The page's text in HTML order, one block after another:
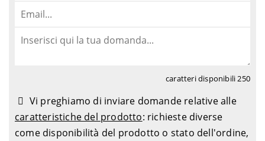
caratteri disponibili250
Vi preghiamo di inviare domande relative alle
caratteristiche del prodotto: richieste diverse
come disponibilità del prodotto o stato dell'ordine,